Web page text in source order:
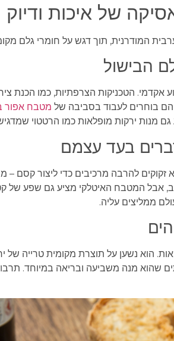
של איכות ודיוק
המודרנית, תוך דגש על חומרי גלם
הבישול
הטכניקות הצרפתיות, כמו הכנת
בוחרים לעבוד בסביבה של מטבח אפור
מנות ירקות מופלאות כמו הרטטוי
בעד עצמם
להרבה מרכיבים כדי ליצור קסם –
אבל המטבח האיטלקי מציע גם שפע של
ממליצים עליה.
הוא נשען על תוצרת מקומית טרייה של
שהוא מנה משביעה ובריאה במיוחד.